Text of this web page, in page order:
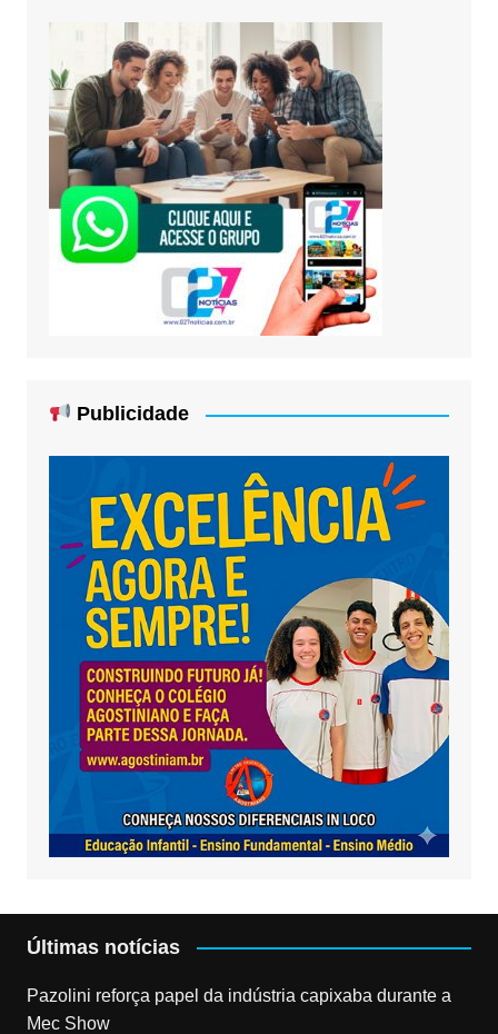
Publicidade
Últimas notícias
Pazolini reforça papel da indústria capixaba durante a
Mec Show